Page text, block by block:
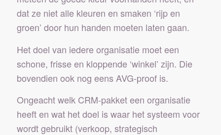
dat ze niet alle kleuren en smaken ‘rijp en
groen’ door hun handen moeten laten gaan.
Het doel van iedere organisatie moet een
schone, frisse en kloppende ‘winkel’ zijn. Die
bovendien ook nog eens AVG-proof is.
Ongeacht welk CRM-pakket een organisatie
heeft en wat het doel is waar het systeem voor
wordt gebruikt (verkoop, strategisch